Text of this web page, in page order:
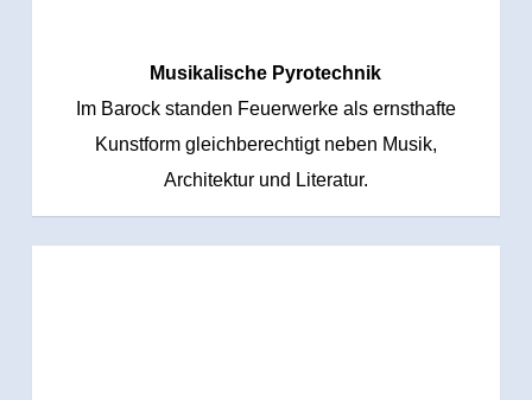
Musikalische Pyrotechnik
Im Barock standen Feuerwerke als ernsthafte
Kunstform gleichberechtigt neben Musik,
Architektur und Literatur.